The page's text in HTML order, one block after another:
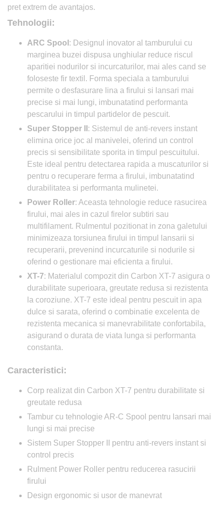
pret extrem de avantajos.
Tehnologii:
ARC Spool : Designul inovator al tamburului cu
marginea buzei dispusa unghiular reduce riscul
aparitiei nodurilor si incurcaturilor, mai ales cand se
foloseste fir textil. Forma speciala a tamburului
permite o desfasurare lina a firului si lansari mai
precise si mai lungi, imbunatatind performanta
pescarului in timpul partidelor de pescuit.
Super Stopper II : Sistemul de anti-revers instant
elimina orice joc al manivelei, oferind un control
precis si sensibilitate sporita in timpul pescuitului.
Este ideal pentru detectarea rapida a muscaturilor si
pentru o recuperare ferma a firului, imbunatatind
durabilitatea si performanta mulinetei.
Power Roller: Aceasta tehnologie reduce rasucirea
firului, mai ales in cazul firelor subtiri sau
multifilament. Rulmentul pozitionat in zona galetului
minimizeaza torsiunea firului in timpul lansarii si
recuperarii, prevenind incurcaturile si nodurile si
oferind o gestionare mai eficienta a firului.
XT-7: Materialul compozit din Carbon XT-7 asigura o
durabilitate superioara, greutate redusa si rezistenta
la coroziune. XT-7 este ideal pentru pescuit in apa
dulce si sarata, oferind o combinatie excelenta de
rezistenta mecanica si manevrabilitate confortabila,
asigurand o durata de viata lunga si performanta
constanta.
Caracteristici:
Corp realizat din Carbon XT-7 pentru durabilitate si
greutate redusa
Tambur cu tehnologie AR-C Spool pentru lansari mai
lungi si mai precise
Sistem Super Stopper II pentru anti-revers instant si
control precis
Rulment Power Roller pentru reducerea rasucirii
firului
Design ergonomic si usor de manevrat